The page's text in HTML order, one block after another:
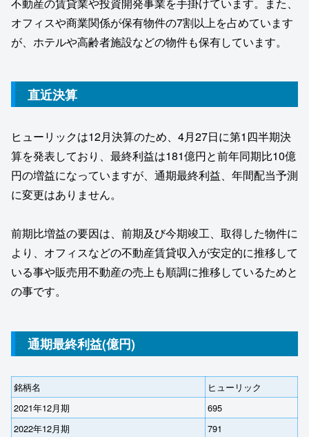
不動産の賃貸業や投資開発事業を手掛けています。また、
オフィスや商業関係が保有物件の7割以上を占めています
が、ホテルや高齢者施設などの物件も保有しています。
直近決算
ヒューリックは12月決算のため、4月27日に第1四半期決
算を発表しており、最終利益は181億円と前年同期比10億
円の増益になっていますが、通期最終利益、年間配当予測
に変更はありません。
前期比増益の要因は、前期及び今期竣工、取得した物件に
より、オフィスなどの不動産賃貸収入が安定的に推移して
いる事や販売用不動産の売上も順調に推移しているためと
の事です。
通期最終利益(億円)
銘柄名
ヒューリック
2021年12月期
695
2022年12月期
791